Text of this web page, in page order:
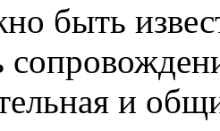
быть
и